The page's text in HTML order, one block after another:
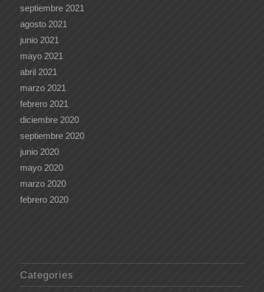
septiembre 2021
agosto 2021
junio 2021
mayo 2021
abril 2021
marzo 2021
febrero 2021
diciembre 2020
septiembre 2020
junio 2020
mayo 2020
marzo 2020
febrero 2020
Categories